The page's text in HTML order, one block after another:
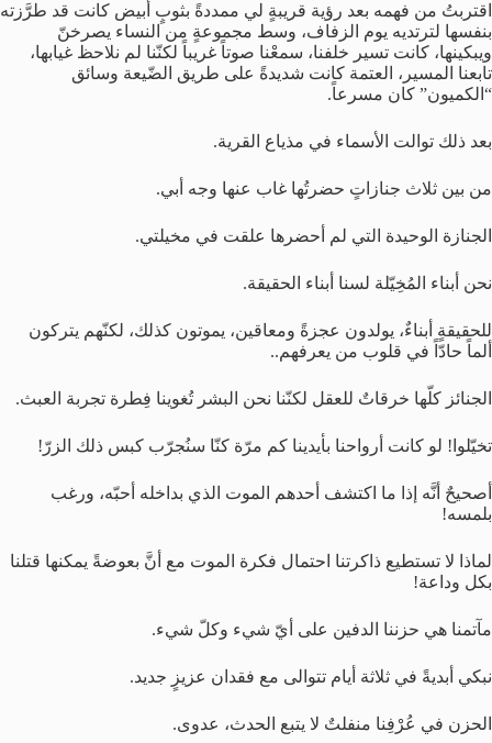
اقتربتُ من فهمه بعد رؤية قريبةٍ لي ممددةً بثوبٍ أبيض كانت قد طرَّزته
بنفسها لترتديه يوم الزفاف، وسط مجموعةٍ من النساء يصرخنّ
ويبكينها، كانت تسير خلفنا، سمعْنا صوتاً غريباً لكنّنا لم نلاحظ غيابها،
تابعنا المسير، العتمة كانت شديدةً على طريق الضّيعة وسائق
“الكميون” كان مسرعاً.
بعد ذلك توالت الأسماء في مذياع القرية.
من بين ثلاث جنازاتٍ حضرتُها غاب عنها وجه أبي.
الجنازة الوحيدة التي لم أحضرها علقت في مخيلتي.
نحن أبناء المُخِيّلة لسنا أبناء الحقيقة.
للحقيقةٍ أبناءٌ، يولدون عجزةً ومعاقين، يموتون كذلك، لكنّهم يتركون
ألماً حادّاً في قلوب من يعرفهم..
الجنائز كلّها خرقاتٌ للعقل لكنّنا نحن البشر تُغوينا فِطرة تجربة العبث.
تخيّلوا! لو كانت أرواحنا بأيدينا كم مرّة كنّا سنُجرّب كبس ذلك الزرّ!
أصحيحٌ أنَّه إذا ما اكتشف أحدهم الموت الذي بداخله أحبّه، ورغب
بلمسه!
لماذا لا تستطيع ذاكرتنا احتمال فكرة الموت مع أنَّ بعوضةً يمكنها قتلنا
بكل وداعة!
مآتمنا هي حزننا الدفين على أيّ شيء وكلّ شيء.
نبكي أبديةً في ثلاثة أيام تتوالى مع فقدان عزيزٍ جديد.
الحزن في عُرْفِنا منفلتٌ لا يتبع الحدث، عدوى.